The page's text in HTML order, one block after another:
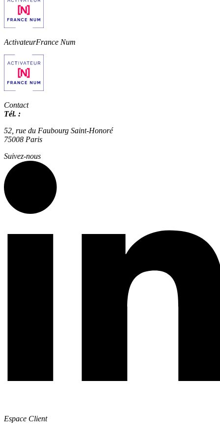
ActivateurFrance Num
Contact
Tél. :
52, rue du Faubourg Saint-Honoré
75008 Paris
Suivez-nous
Espace Client